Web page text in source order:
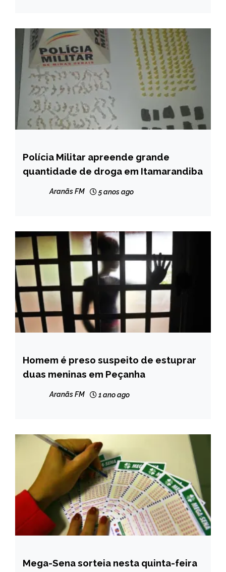
CAPELINHA
MINAS
Polícia Militar apreende grande
quantidade de droga em Itamarandiba
Aranãs FM 5 anos ago
MINAS
GERAIS
NOTÍCIAS
Homem é preso suspeito de estuprar
duas meninas em Peçanha
Aranãs FM 1 ano ago
BRASIL
Mega-Sena sorteia nesta quinta-feira